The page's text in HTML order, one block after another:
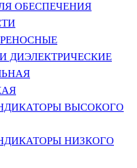
ОБЕСПЕЧЕНИЯ
ДИЭЛЕКТРИЧЕСКИЕ
ВЫСОКОГО
НИЗКОГО